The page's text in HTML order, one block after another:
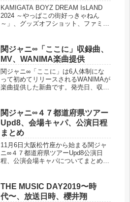
KAMIGATA BOYZ DREAM IsLAND
2024 ～やっぱこの街好っきゃねん
～」、グッズオフショット、ファミク
関ジャニ∞「ここに」収録曲、
MV、WANIMA楽曲提供
関ジャニ∞「ここに」は6人体制にな
って初めてリリースされるWANIMAが
楽曲提供した新曲です。発売日、収録
関ジャニ∞４７都道府県ツアー
Upd8、会場キャパ、公演日程
まとめ
11月6日大阪松竹座から始まる関ジャ
ニ∞４７都道府県ツアーUpd8公演日
程、公演会場キャパについてまとめま
THE MUSIC DAY2019〜時
代〜、放送日時、櫻井翔